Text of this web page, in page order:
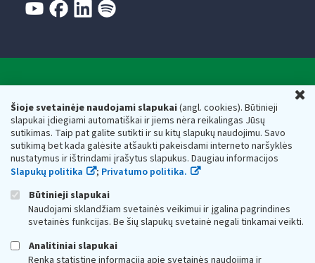
Šioje svetainėje naudojami slapukai(angl. cookies). Būtinieji
slapukai įdiegiami automatiškai ir jiems nėra reikalingas Jūsų
sutikimas. Taip pat galite sutikti ir su kitų slapukų naudojimu. Savo
sutikimą bet kada galėsite atšaukti pakeisdami interneto naršyklės
nustatymus ir ištrindami įrašytus slapukus. Daugiau informacijos
Slapukų politika
; Privatumo politika.
Būtinieji slapukai
Naudojami sklandžiam svetainės veikimui ir įgalina pagrindines
svetainės funkcijas. Be šių slapukų svetainė negali tinkamai veikti.
Analitiniai slapukai
Renka statistinę informaciją apie svetainės naudojimą ir
Respublikos finansų ministerijos
Biudžetinė įstaiga. Juridinio asmens kodas — 188659752,
adresas: Vasario 16-osios g. 14, 01107 Vilnius, Lietuva, el.paštas:
vmi@vmi.lt, E. pristatymo dėžutės adresas 188659752
Duomenys apie Valstybinę mokesčių inspekciją prie Lietuvos
Respublikos finansų ministerijos kaupiami ir saugomi Juridinių